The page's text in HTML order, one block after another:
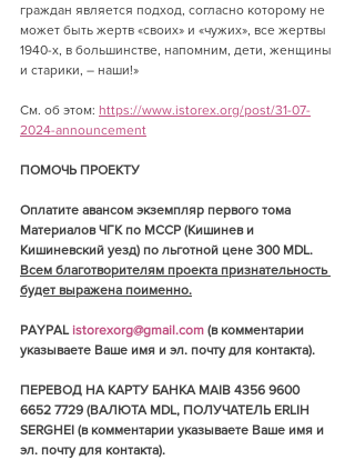
граждан является подход, согласно которому не
может быть жертв «своих» и «чужих», все жертвы
1940-х, в большинстве, напомним, дети, женщины
и старики, – наши!»
См. об этом: https://www.istorex.org/post/31-07-
2024-announcement
ПОМОЧЬ ПРОЕКТУ
Оплатите авансом экземпляр первого тома
Материалов ЧГК по МССР (Кишинев и
Кишиневский уезд) по льготной цене 300 MDL.
Всем благотворителям проекта признательность
будет выражена поименно.
PAYPAL istorexorg@gmail.com (в комментарии
указываете Ваше имя и эл. почту для контакта).
ПЕРЕВОД НА КАРТУ БАНКА MAIB 4356 9600
6652 7729 (ВАЛЮТА MDL, ПОЛУЧАТЕЛЬ ERLIH
SERGHEI (в комментарии указываете Ваше имя и
эл. почту для контакта).